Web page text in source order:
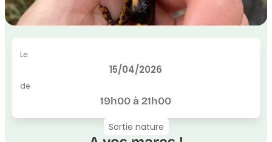
Le
15/04/2026
de
19h00 à 21h00
Sortie nature